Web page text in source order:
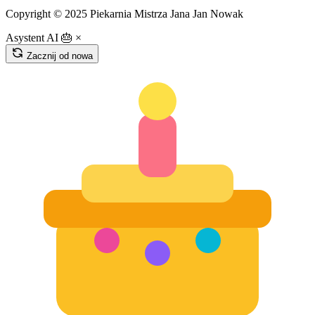
Copyright © 2025 Piekarnia Mistrza Jana Jan Nowak
Asystent AI 🎂 ×
Zacznij od nowa